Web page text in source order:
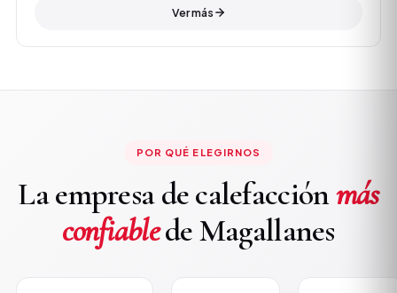
Ver más
POR QUÉ ELEGIRNOS
La empresa de calefacciónmás
confiablede Magallanes